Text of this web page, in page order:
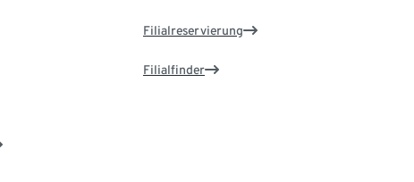
Filialreservierung
Filialfinder